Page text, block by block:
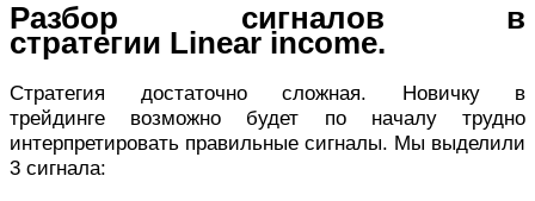
Разбор сигналов в
стратегии Linear income.
Стратегия достаточно сложная. Новичку в
трейдинге возможно будет по началу трудно
интерпретировать правильные сигналы. Мы выделили
3 сигнала: